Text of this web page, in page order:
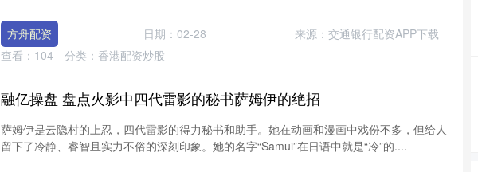
方舟配资 日期：02-28
来源：交通银行配资APP下载
查看： 104 分类： 香港配资炒股
融亿操盘 盘点火影中四代雷影的秘书萨姆伊的绝招
萨姆伊是云隐村的上忍，四代雷影的得力秘书和助手。她在动画和漫画中戏份不多，但给人
留下了冷静、睿智且实力不俗的深刻印象。她的名字“Samui”在日语中就是“冷”的....